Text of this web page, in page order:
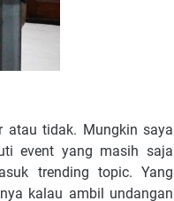
atau tidak. Mungkin saya
event yang masih saja
trending topic. Yang
kalau ambil undangan